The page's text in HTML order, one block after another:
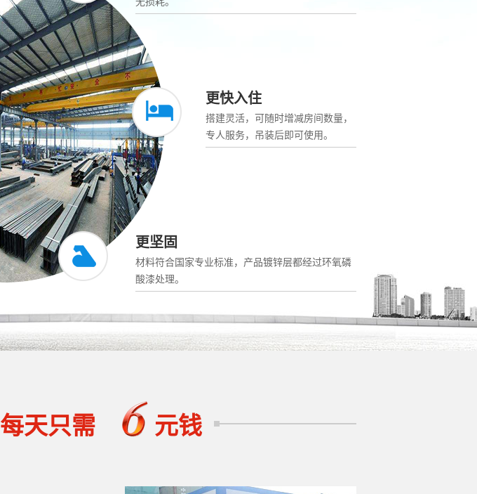
更坚固
材料符合国家专业标准，产品镀锌层都经过环氧磷
酸漆处理。
更快入住
搭建灵活，可随时增减房间数量，
专人服务，吊装后即可使用。
每天只需 元钱